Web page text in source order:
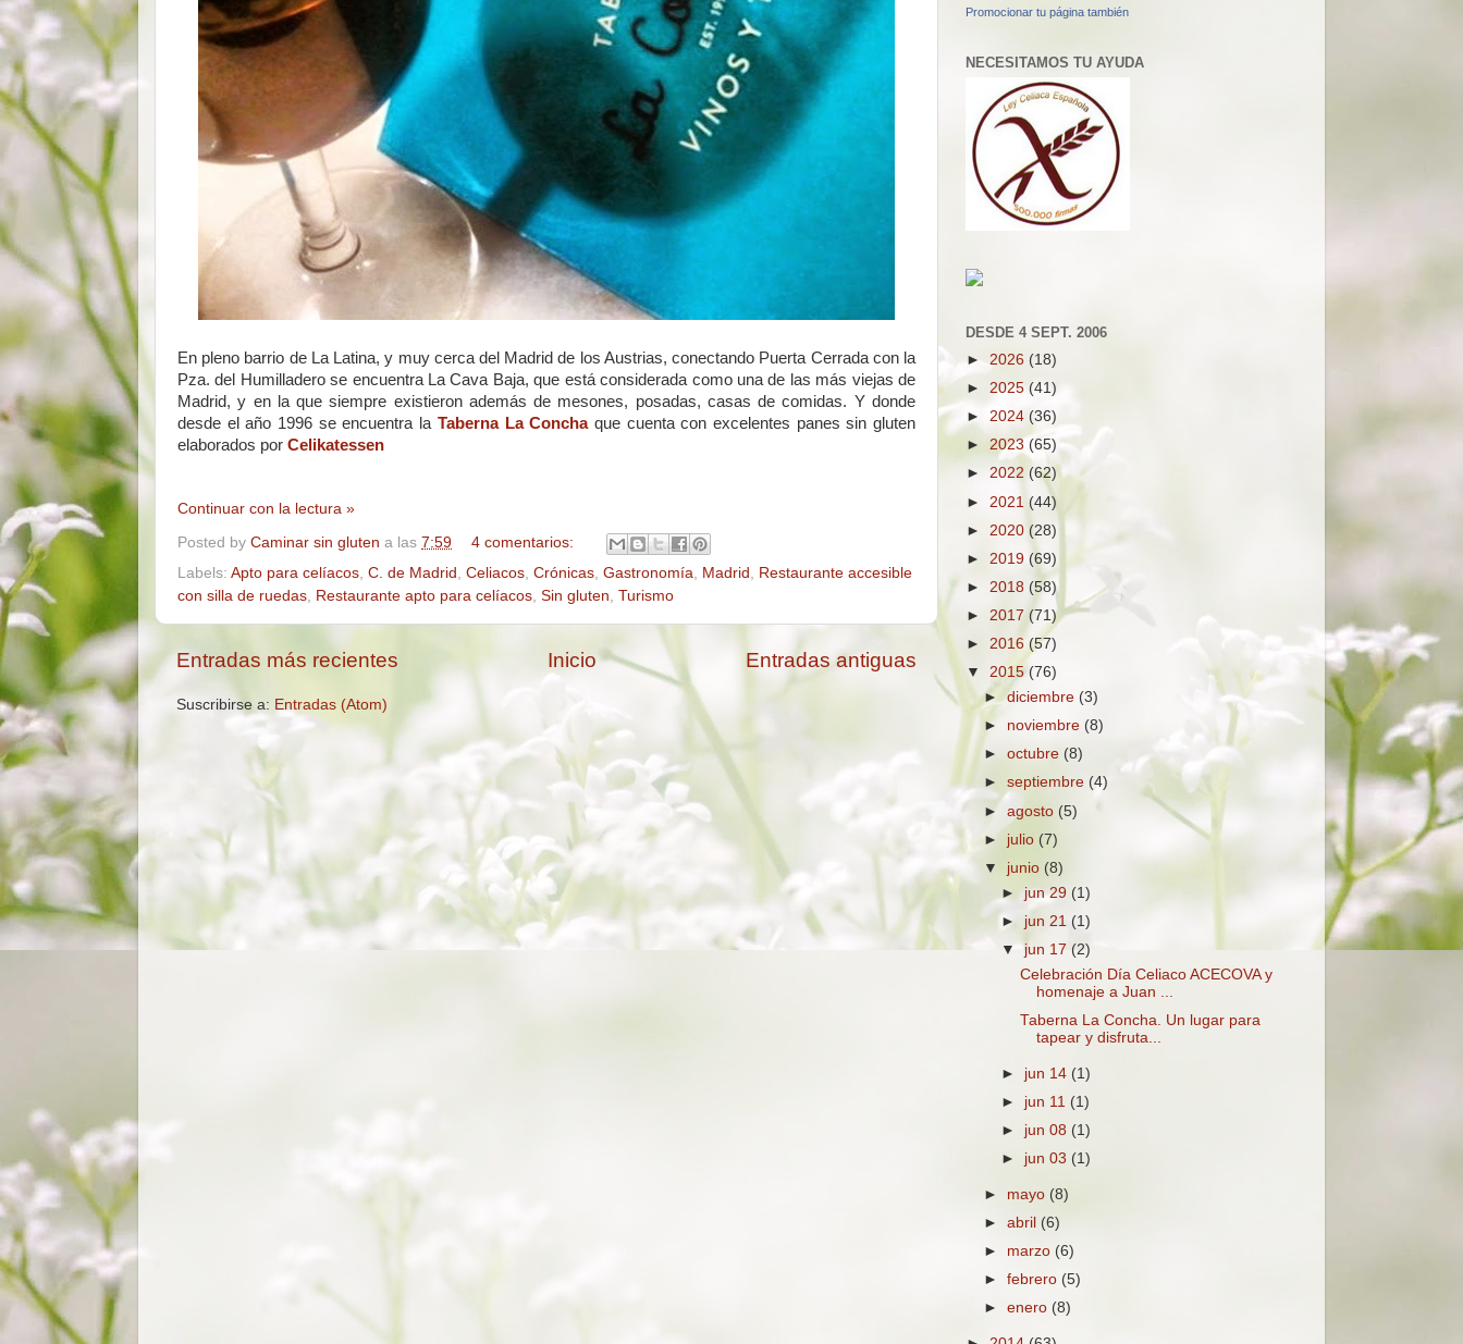
En pleno barrio de La Latina, y muy cerca del Madrid de los Austrias, conectando Puerta Cerrada con la
Pza. del Humilladero se encuentra La Cava Baja, que está considerada como una de las más viejas de
Madrid, y en la que siempre existieron además de mesones, posadas, casas de comidas. Y donde
desde el año 1996 se encuentra la Taberna La Conchaque cuenta con excelentes panes sin gluten
elaborados por Celikatessen
Continuar con la lectura »
Posted by Caminar sin gluten a las 7:59
4 comentarios:
Labels: Apto para celíacos, C. de Madrid , Celiacos, Crónicas, Gastronomía, Madrid , Restaurante accesible
con silla de ruedas, Restaurante apto para celíacos, Sin gluten, Turismo
Entradas más recientes Entradas antiguas
Inicio
Suscribirse a: Entradas (Atom)
Promocionar tu página también
NECESITAMOS TU AYUDA
DESDE 4 SEPT. 2006
► 2026 (18)
► 2025 (41)
► 2024 (36)
► 2023 (65)
► 2022 (62)
► 2021 (44)
► 2020 (28)
► 2019 (69)
► 2018 (58)
► 2017 (71)
► 2016 (57)
▼ 2015 (76)
►diciembre (3)
► noviembre (8)
►octubre (8)
►septiembre (4)
►agosto (5)
► julio (7)
▼ junio (8)
►jun 29 (1)
► jun 21(1)
▼jun 17 (2)
Celebración Día Celiaco ACECOVA y
homenaje a Juan ...
Taberna La Concha. Un lugar para
tapear y disfruta...
► jun 14 (1)
► jun 11 (1)
► jun 08 (1)
► jun 03 (1)
► mayo (8)
►abril (6)
► marzo (6)
►febrero (5)
►enero (8)